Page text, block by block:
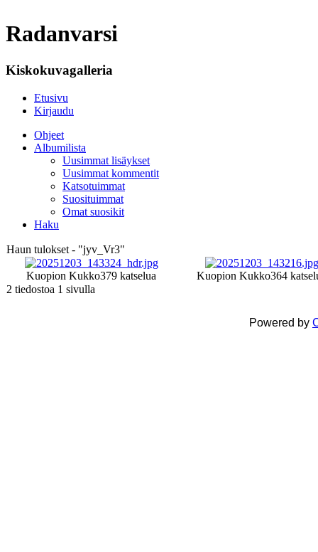
Radanvarsi
Kiskokuvagalleria
Etusivu
Kirjaudu
Ohjeet
Albumilista
Uusimmat lisäykset
Uusimmat kommentit
Katsotuimmat
Suosituimmat
Omat suosikit
Haku
Haun tulokset - "jyv_Vr3"
Kuopion Kukko379 katselua Kuopion Kukko364
2 tiedostoa 1 sivulla
Powered by